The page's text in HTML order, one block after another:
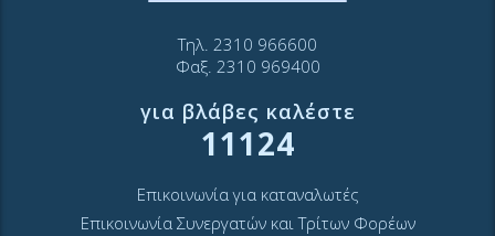
Τηλ. 2310 966600
Φαξ. 2310 969400
για βλάβες καλέστε
11124
Επικοινωνία για καταναλωτές
Επικοινωνία Συνεργατών και Τρίτων Φορέων